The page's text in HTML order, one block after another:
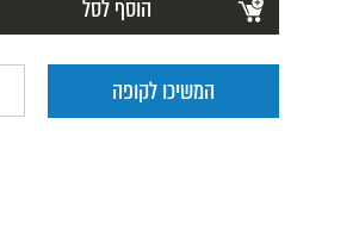
הוסף לסל
המשיכו לקופה